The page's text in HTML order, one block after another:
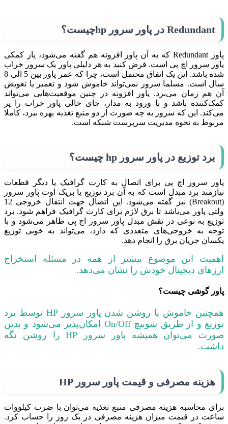
Redundant در پاور سرور hpچیست؟
پاور Redundant که به آن پاور افزونه هم گفته می‌شود، یار کمکی
پاور سرور اچ پی است. فرض کنید به هر دلیلی پاور یک سرور خراب
شده باشد. این یک اتفاق محتمل است، چرا که عمر پاور بین 5 الی 8
سال است. مسلما سرور نمی‌تواند خاموش شود و تعمیر یا تعویض
آن هم زمان می‌برد. پاور افزونه در چنین موقعیت‌هایی می‌تواند
کمک‌کننده باشد و با ورود به مدار، جای خالی پاور خراب را پر
می‌کند. این که سرور به چه صورت از دو منبع تغذیه بهره ببرد، کاملا
مربوط به نحوه مدیریت سرپرست شبکه است.
برد توزیع در پاور سرور hp چیست؟
پاور سرور اچ پی برای اتصال به کارت گرافیک یا دیگر قطعات
نیازمند برد مبدل است که به آن برد توزیع یا بریک اوت پاور سرور
(Breakout) نیز گفته می‌شود. این اتصال جهت انتقال خروجی 12
ولتی پاور می‌باشد تا برق لازم برای کارت گرافیک فراهم شود. برد
توزیع به نوعی در نقش مبدل پاور سرور اچ پی ظاهر می‌شود و با
توجه به خروجی‌های متعددی که دارد، می‌تواند به خوبی توزیع
یکسان جریان برق را انجام دهد.
اهمیت این موضوع بیشتر از همه در مسئله استخراج
ارزهای دیجیتال خودش را نشان می‌دهد.
پاورگوشی چیست؟
همچنین خاموش یا روشن شدن پاور سرور HP توسط برد
توزیع و از طریق سوییچ On/Off امکان‌پذیر می‌شود و بدین
صورت می‌توان همیشه پاور سرور HP را روشن نگه
داشت.
هزینه مصرفی و قیمت پاور سرور HP
برای محاسبه هزینه مصرفی منبع تغذیه می‌توان با ضرب کیلووات
ساعت در قیمت میزان هزینه مصرفی در یک روز را حساب کرد.